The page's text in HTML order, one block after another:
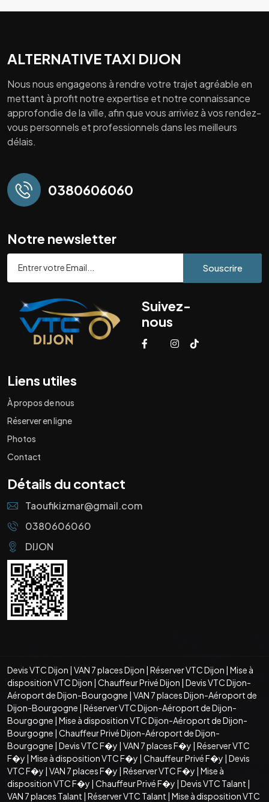
ALTERNATIVE TAXI DIJON
Nous nous engageons à rendre votre trajet agréable en
mettant à profit notre expertise et notre connaissance
approfondie de la ville, afin que vous arriviez à vos rendez-
vous personnels et professionnels dans les meilleurs
délais.
0380606060
Notre newsletter
Souscrire
Suivez-
nous
Liens utiles
À propos de nous
Réserver en ligne
Photos
Contact
Détails du contact
Taoufikizmar@gmail.com
0380606060
DIJON
Devis VTC Dijon | VAN 7 places Dijon | Réserver VTC Dijon | Mise à
disposition VTC Dijon | Chauffeur Privé Dijon | Devis VTC Dijon-
Aéroport de Dijon-Bourgogne | VAN 7 places Dijon-Aéroport de
Dijon-Bourgogne | Réserver VTC Dijon-Aéroport de Dijon-
Bourgogne | Mise à disposition VTC Dijon-Aéroport de Dijon-
Bourgogne | Chauffeur Privé Dijon-Aéroport de Dijon-
Bourgogne | Devis VTC F�y | VAN 7 places F�y | Réserver VTC
F�y | Mise à disposition VTC F�y | Chauffeur Privé F�y | Devis
VTC F�y | VAN 7 places F�y | Réserver VTC F�y | Mise à
disposition VTC F�y | Chauffeur Privé F�y | Devis VTC Talant |
VAN 7 places Talant | Réserver VTC Talant | Mise à disposition VTC